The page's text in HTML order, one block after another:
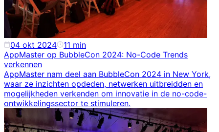
04 okt 2024 11 min
AppMaster op BubbleCon 2024: No-Code Trends
verkennen
AppMaster nam deel aan BubbleCon 2024 in New York,
waar ze inzichten opdeden, netwerken uitbreidden en
mogelijkheden verkenden om innovatie in de no-code-
ontwikkelingssector te stimuleren.